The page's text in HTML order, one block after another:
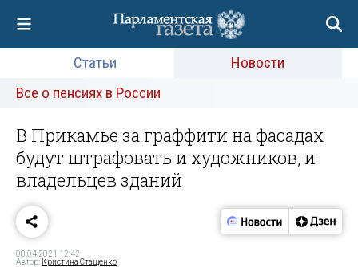
Статьи
Новости
Все о пенсиях в России
В Прикамье за граффити на фасадах
будут штрафовать и художников, и
владельцев зданий
08.04.2021 12:42
Автор: Кристина Стащенко